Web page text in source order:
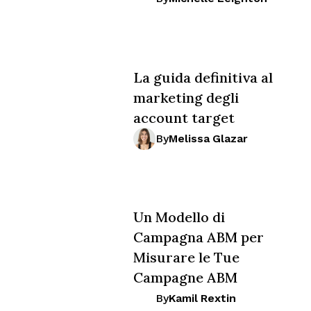
La guida definitiva al
marketing degli
account target
ByMelissa Glazar
Un Modello di
Campagna ABM per
Misurare le Tue
Campagne ABM
ByKamil Rextin